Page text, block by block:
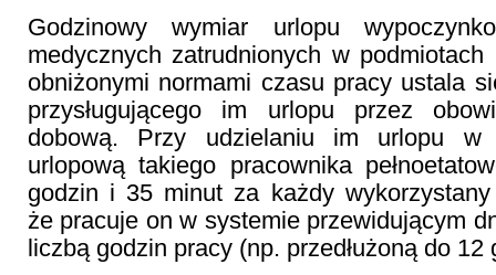
Godzinowy wymiar urlopu
medycznych zatrudnionych w
obniżonymi normami czasu pracy ustala
przysługującego im urlopu przez
dobową. Przy udzielaniu im urlopu w
urlopową takiego pracownika
godzin i 35 minut za każdy
że pracuje on w systemie przewidującym
liczbą godzin pracy (np. przedłużoną do 12